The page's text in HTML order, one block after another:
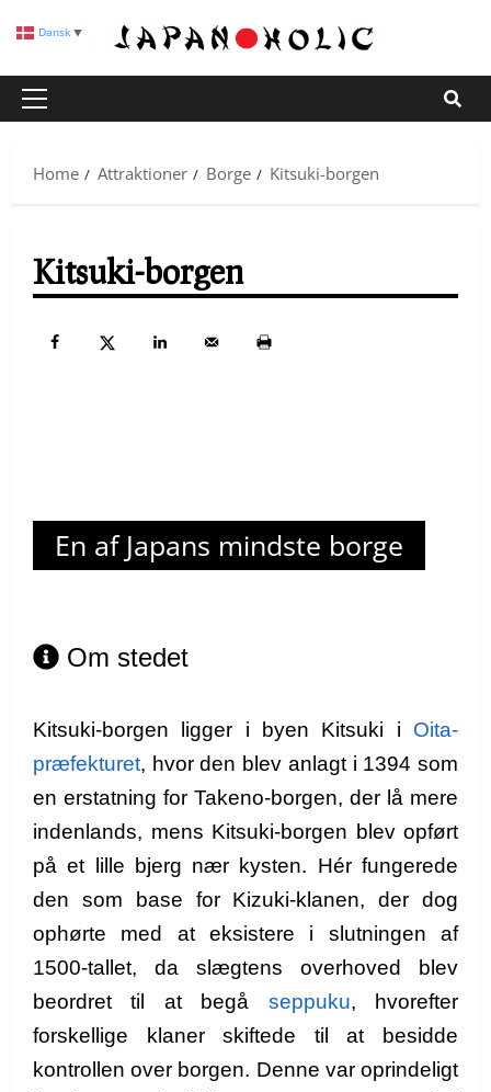
content
Primary
Home
Attraktioner Borge Kitsuki-borgen
Kitsuki-borgen
En af Japans mindste borge
Om stedet
Kitsuki-borgen ligger i byen Kitsuki i Oita-
præfekturet, hvor den blev anlagt i 1394 som
en erstatning for Takeno-borgen, der lå mere
indenlands, mens Kitsuki-borgen blev opført
på et lille bjerg nær kysten. Hér fungerede
den som base for Kizuki-klanen, der dog
ophørte med at eksistere i slutningen af
1500-tallet, da slægtens overhoved blev
beordret til at begå seppuku, hvorefter
forskellige klaner skiftede til at besidde
kontrollen over borgen. Denne var oprindeligt
Dansk ▼